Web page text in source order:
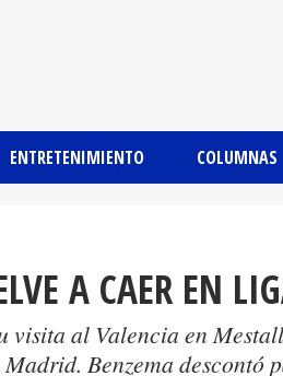
ENTRETENIMIENTO COLUMNAS
A CAER EN
visita al Valencia en
Benzema descontó